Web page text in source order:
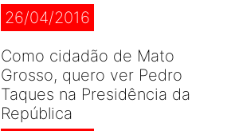
26/04/2016
Como cidadão de Mato
Grosso, quero ver Pedro
Taques na Presidência da
República